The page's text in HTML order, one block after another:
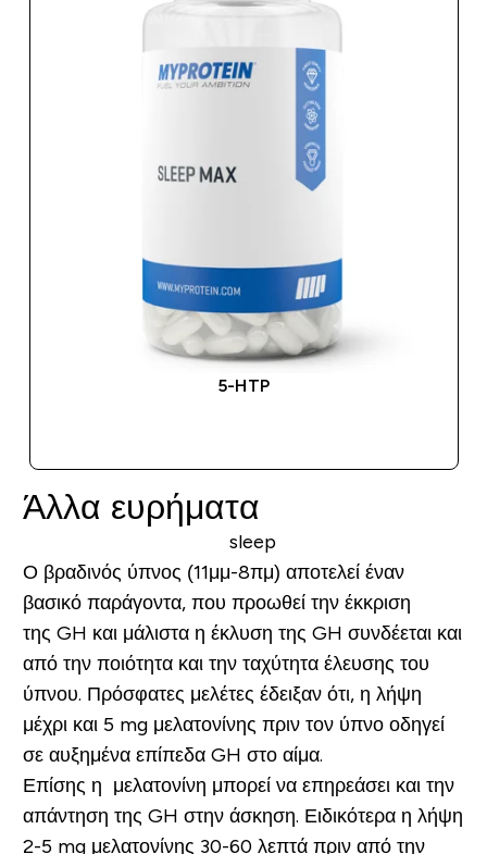
5-HTP
Άλλα ευρήματα
Ο βραδινός ύπνος (11μμ-8πμ) αποτελεί έναν
βασικό παράγοντα, που προωθεί την έκκριση
της GH και μάλιστα η έκλυση της GH συνδέεται και
από την ποιότητα και την ταχύτητα έλευσης του
ύπνου. Πρόσφατες μελέτες έδειξαν ότι, η λήψη
μέχρι και 5 mg μελατονίνης πριν τον ύπνο οδηγεί
σε αυξημένα επίπεδα GH στο αίμα.
Επίσης η μελατονίνη μπορεί να επηρεάσει και την
απάντηση της GH στην άσκηση. Ειδικότερα η λήψη
2-5 mg μελατονίνης 30-60 λεπτά πριν από την